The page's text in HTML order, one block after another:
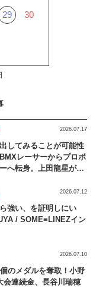
29 30
出してみることが可能性
レーサーからプロボ
へ転身。上田龍星が体
2026.07.17
強い、を証明しにい
/ SOME≡LINEZイン
2026.07.12
のメダルを奪取！小野
会連続金、長谷川瑞穂
2026.07.10